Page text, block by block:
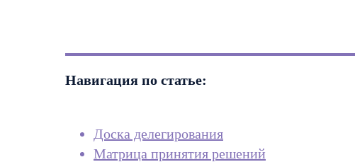
Навигация по статье:
Доска делегирования
Матрица принятия решений